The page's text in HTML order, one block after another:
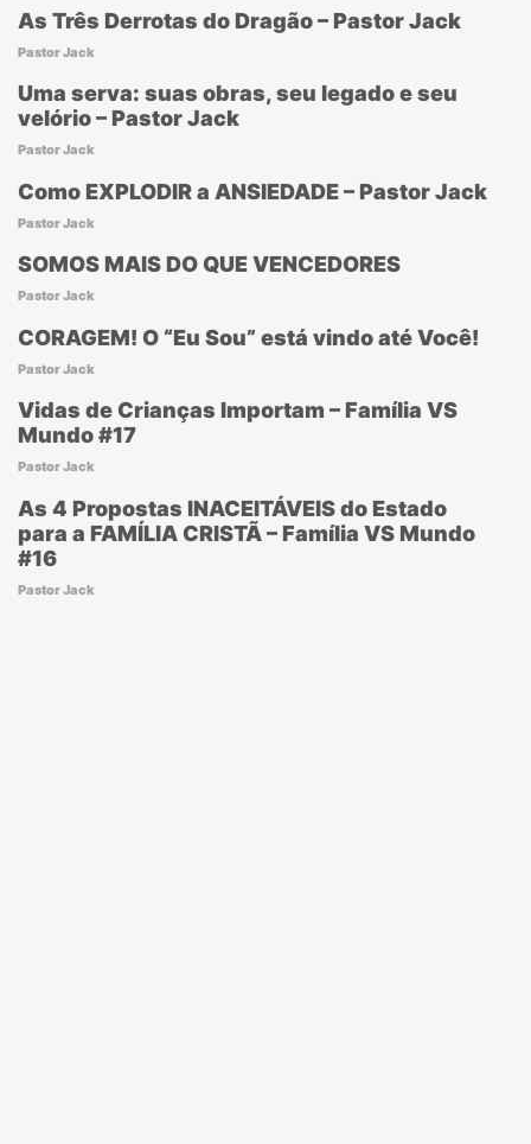
As Três Derrotas do Dragão – Pastor Jack
Pastor Jack
Uma serva: suas obras, seu legado e seu
velório – Pastor Jack
Pastor Jack
Como EXPLODIR a ANSIEDADE – Pastor Jack
Pastor Jack
SOMOS MAIS DO QUE VENCEDORES
Pastor Jack
CORAGEM! O “Eu Sou” está vindo até Você!
Pastor Jack
Vidas de Crianças Importam – Família VS
Mundo #17
Pastor Jack
As 4 Propostas INACEITÁVEIS do Estado
para a FAMÍLIA CRISTÃ – Família VS Mundo
#16
Pastor Jack